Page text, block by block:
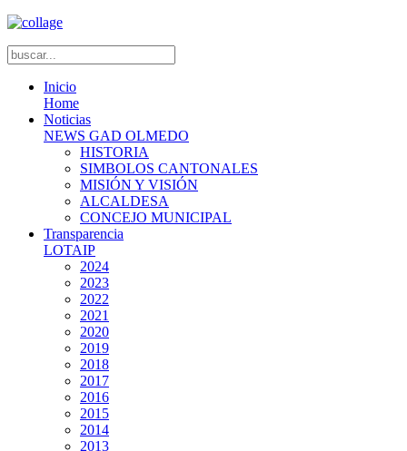
Inicio
Home
Noticias
NEWS GAD OLMEDO
HISTORIA
SIMBOLOS CANTONALES
MISIÓN Y VISIÓN
ALCALDESA
CONCEJO MUNICIPAL
Transparencia
LOTAIP
2024
2023
2022
2021
2020
2019
2018
2017
2016
2015
2014
2013